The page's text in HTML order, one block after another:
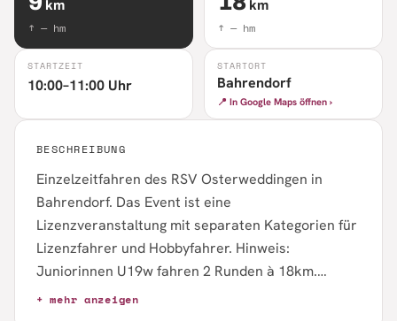
STARTZEIT
10:00–11:00 Uhr
STARTORT
Bahrendorf
📍 In Google Maps öffnen ›
km
↑ —hm
km
↑ —hm
BESCHREIBUNG
Einzelzeitfahren des RSV Osterweddingen in
Bahrendorf. Das Event ist eine
Lizenzveranstaltung mit separaten Kategorien für
Lizenzfahrer und Hobbyfahrer. Hinweis:
Juniorinnen U19w fahren 2 Runden à 18km.
Ausschreibung und Startlisten sind über rad-net
+ mehr anzeigen